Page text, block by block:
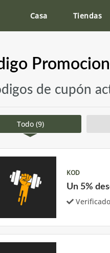
Casa Tiendas
de cupón
Todo (9)
KOD
Un 5%
Verificado